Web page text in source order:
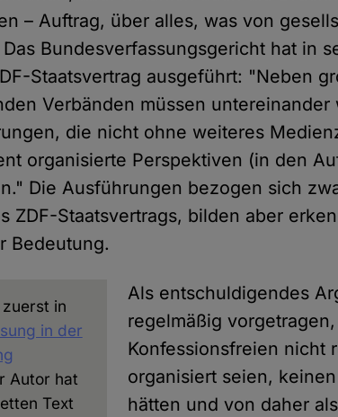
– Auftrag, über alles, was von
Bundesverfassungsgericht hat in
Staatsvertrag ausgeführt: "Neben
Verbänden müssen untereinander
die nicht ohne weiteres
organisierte Perspektiven (in den
Die Ausführungen bezogen sich
ZDF-Staatsvertrags, bilden aber
Bedeutung.
in
in der
Autor hat
Text
Als entschuldigendes
regelmäßig
Konfessionsfreien nicht
organisiert seien,
hätten und von daher